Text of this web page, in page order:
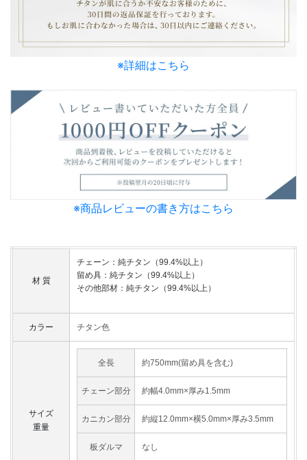
※詳細はこちら
※商品レビューの書き方はこちら
材 質
チェーン：純チタン（99.4%以上）
留め具：純チタン（99.4%以上）
その他部材：純チタン（99.4%以上）
カラー チタン色
サイズ
重量
全長 約750mm(留め具を含む)
チェーン部分 約幅4.0mm×厚み1.5mm
カニカン部分 約縦12.0mm×横5.0mm×厚み3.5mm
板ダルマ なし